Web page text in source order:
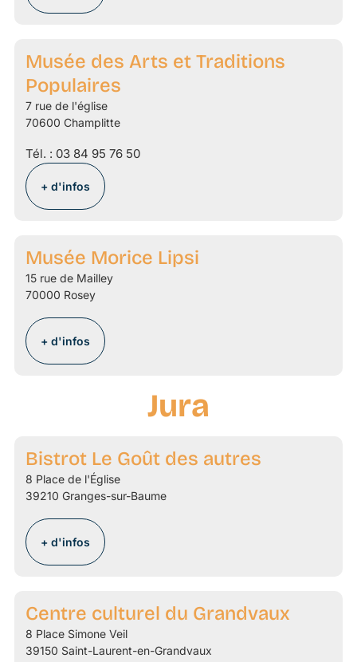
Musée des Arts et Traditions
Populaires
7 rue de l'église
70600 Champlitte
Tél. : 03 84 95 76 50
+ d'infos
Musée Morice Lipsi
15 rue de Mailley
70000 Rosey
+ d'infos
Jura
Bistrot Le Goût des autres
8 Place de l'Église
39210 Granges-sur-Baume
+ d'infos
Centre culturel du Grandvaux
8 Place Simone Veil
39150 Saint-Laurent-en-Grandvaux